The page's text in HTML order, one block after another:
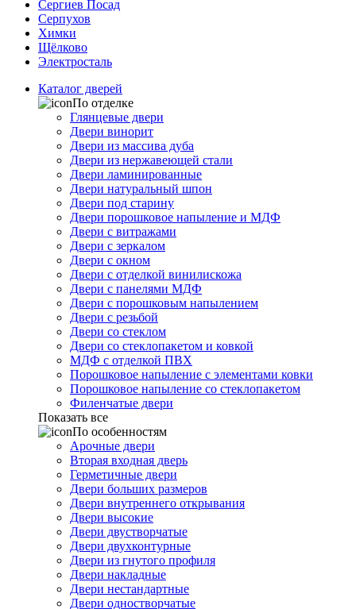
Сергиев Посад
Серпухов
Химки
Щёлково
Электросталь
Каталог дверей
По отделке
Глянцевые двери
Двери винорит
Двери из массива дуба
Двери из нержавеющей стали
Двери ламинированные
Двери натуральный шпон
Двери под старину
Двери порошковое напыление и МДФ
Двери с витражами
Двери с зеркалом
Двери с окном
Двери с отделкой винилискожа
Двери с панелями МДФ
Двери с порошковым напылением
Двери с резьбой
Двери со стеклом
Двери со стеклопакетом и ковкой
МДФ с отделкой ПВХ
Порошковое напыление с элементами ковки
Порошковое напыление со стеклопакетом
Филенчатые двери
Показать все
По особенностям
Арочные двери
Вторая входная дверь
Герметичные двери
Двери больших размеров
Двери внутреннего открывания
Двери высокие
Двери двустворчатые
Двери двухконтурные
Двери из гнутого профиля
Двери накладные
Двери нестандартные
Двери одностворчатые